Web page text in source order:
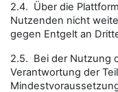
2.4. Über die
Nutzenden nicht
gegen Entgelt an
2.5. Bei der Nutzung
Verantwortung der